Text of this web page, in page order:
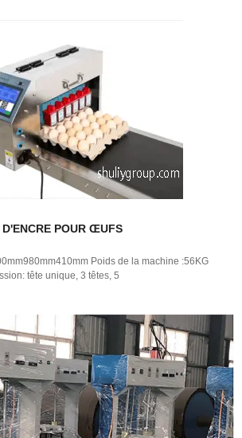
POUR ŒUFS
Poids de la machine :56KG
tête unique, 3 têtes, 5